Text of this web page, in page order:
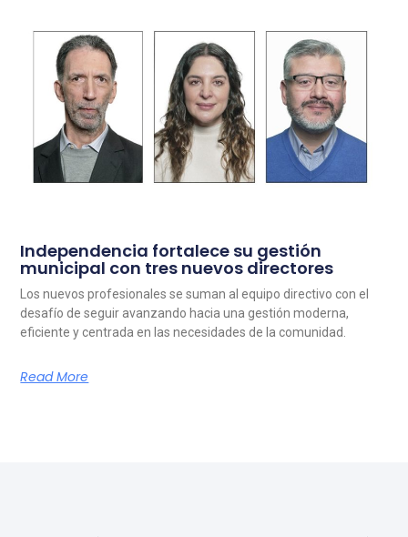
Independencia fortalece su gestión
municipal con tres nuevos directores
Los nuevos profesionales se suman al equipo directivo con el
desafío de seguir avanzando hacia una gestión moderna,
eficiente y centrada en las necesidades de la comunidad.
Read More